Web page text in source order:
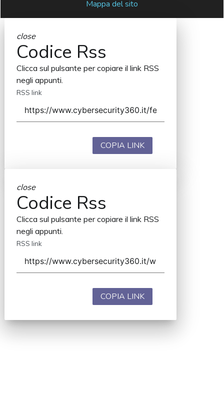
Mappa del sito
close
Codice Rss
Clicca sul pulsante per copiare il link RSS
negli appunti.
RSS link
COPIA LINK
close
Codice Rss
Clicca sul pulsante per copiare il link RSS
negli appunti.
RSS link
COPIA LINK